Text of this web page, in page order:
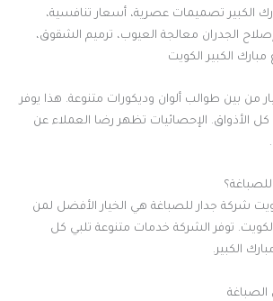
الكبير تصميمات عصرية، أسعار تنافسية،
الجدران معالجة العيوب، ترميم الشقوق،
الكبير الكويت
من بين طوالب ألوان وديكورات متنوعة. هذا يوفر
الأذواق. الإحصائيات تظهر رضا العملاء عن
للصباغة؟
شركة جدار للصباغة هي الخيار الأفضل لمن
توفر الشركة خدمات متنوعة تلبي كل
الكبير.